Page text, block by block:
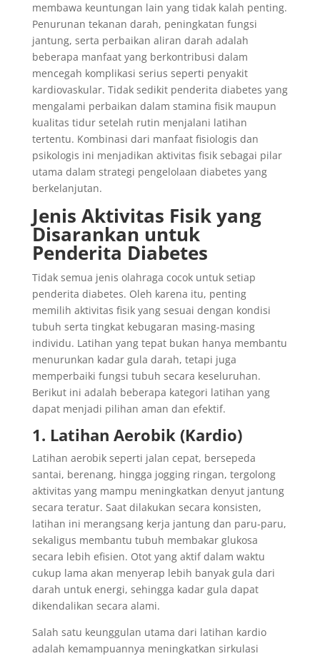
membawa keuntungan lain yang tidak kalah penting.
Penurunan tekanan darah, peningkatan fungsi
jantung, serta perbaikan aliran darah adalah
beberapa manfaat yang berkontribusi dalam
mencegah komplikasi serius seperti penyakit
kardiovaskular. Tidak sedikit penderita diabetes yang
mengalami perbaikan dalam stamina fisik maupun
kualitas tidur setelah rutin menjalani latihan
tertentu. Kombinasi dari manfaat fisiologis dan
psikologis ini menjadikan aktivitas fisik sebagai pilar
utama dalam strategi pengelolaan diabetes yang
berkelanjutan.
Jenis Aktivitas Fisik yang
Disarankan untuk
Penderita Diabetes
Tidak semua jenis olahraga cocok untuk setiap
penderita diabetes. Oleh karena itu, penting
memilih aktivitas fisik yang sesuai dengan kondisi
tubuh serta tingkat kebugaran masing-masing
individu. Latihan yang tepat bukan hanya membantu
menurunkan kadar gula darah, tetapi juga
memperbaiki fungsi tubuh secara keseluruhan.
Berikut ini adalah beberapa kategori latihan yang
dapat menjadi pilihan aman dan efektif.
1. Latihan Aerobik (Kardio)
Latihan aerobik seperti jalan cepat, bersepeda
santai, berenang, hingga jogging ringan, tergolong
aktivitas yang mampu meningkatkan denyut jantung
secara teratur. Saat dilakukan secara konsisten,
latihan ini merangsang kerja jantung dan paru-paru,
sekaligus membantu tubuh membakar glukosa
secara lebih efisien. Otot yang aktif dalam waktu
cukup lama akan menyerap lebih banyak gula dari
darah untuk energi, sehingga kadar gula dapat
dikendalikan secara alami.
Salah satu keunggulan utama dari latihan kardio
adalah kemampuannya meningkatkan sirkulasi